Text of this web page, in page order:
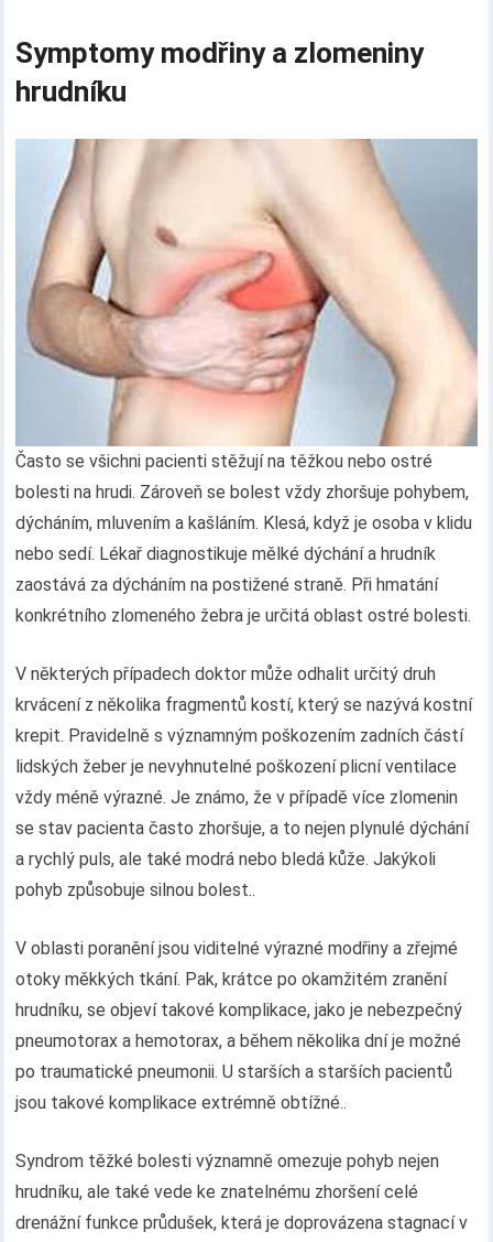
Symptomy modřiny a zlomeniny
hrudníku
Často se všichni pacienti stěžují na těžkou nebo ostré
bolesti na hrudi. Zároveň se bolest vždy zhoršuje pohybem,
dýcháním, mluvením a kašláním. Klesá, když je osoba v klidu
nebo sedí. Lékař diagnostikuje mělké dýchání a hrudník
zaostává za dýcháním na postižené straně. Při hmatání
konkrétního zlomeného žebra je určitá oblast ostré bolesti.
V některých případech doktor může odhalit určitý druh
krvácení z několika fragmentů kostí, který se nazývá kostní
krepit. Pravidelně s významným poškozením zadních částí
lidských žeber je nevyhnutelné poškození plicní ventilace
vždy méně výrazné. Je známo, že v případě více zlomenin
se stav pacienta často zhoršuje, a to nejen plynulé dýchání
a rychlý puls, ale také modrá nebo bledá kůže. Jakýkoli
pohyb způsobuje silnou bolest..
V oblasti poranění jsou viditelné výrazné modřiny a zřejmé
otoky měkkých tkání. Pak, krátce po okamžitém zranění
hrudníku, se objeví takové komplikace, jako je nebezpečný
pneumotorax a hemotorax, a během několika dní je možné
po traumatické pneumonii. U starších a starších pacientů
jsou takové komplikace extrémně obtížné..
Syndrom těžké bolesti významně omezuje pohyb nejen
hrudníku, ale také vede ke znatelnému zhoršení celé
drenážní funkce průdušek, která je doprovázena stagnací v